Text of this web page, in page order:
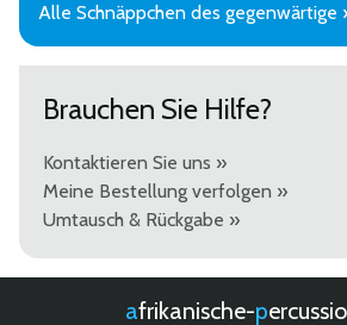
Alle Schnäppchen des gegenwärtige
Brauchen Sie Hilfe?
Kontaktieren Sie uns »
Meine Bestellung verfolgen »
Umtausch & Rückgabe »
afrikanische-